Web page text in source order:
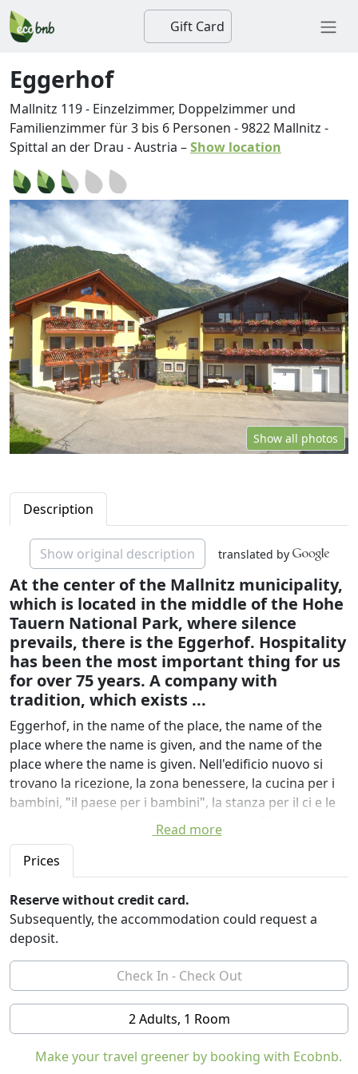
Gift Card
Eggerhof
Mallnitz 119 - Einzelzimmer, Doppelzimmer und
Familienzimmer für 3 bis 6 Personen -9822 Mallnitz -
Spittal an der Drau -Austria –Show location
Show all photos
Description
Show original description translated by
At the center of the Mallnitz municipality,
which is located in the middle of the Hohe
Tauern National Park, where silence
prevails, there is the Eggerhof. Hospitality
has been the most important thing for us
for over 75 years. A company with
tradition, which exists ...
Eggerhof, in the name of the place, the name of the
place where the name is given, and the name of the
place where the name is given. Nell'edificio nuovo si
trovano la ricezione, la zona benessere, la cucina per i
bambini, "il paese per i bambini", la stanza per il ci e le
camere della categoria "l'edificio nuovo". Direttamente
contiguo e collegato con una terrazza é l'edificio con le
camere della categoria "l'edificio nuovo con balcone".
Alla nostra ricezione Vi diciamo benvenuto e Vi diamo
volentieri delle informazioni per le offerte per il tempo
libero, i percorsi per le escursioni e il tempo.
Vi vogliamo viziare e vogliamo essere la persona di
riferimento and il compagno durante la Sua vacanza.
It is also possible to use the services provided by the
public authorities, as well as to provide the services
necessary for the provision of services. Vostra, avete la
atrio. Qualcuna delle nostre camere ha l'accesso ad
Read more
Prices
Reserve without credit card.
Subsequently, the accommodation could request a
deposit.
2 Adults, 1 Room
Make your travel greener by booking with Ecobnb.